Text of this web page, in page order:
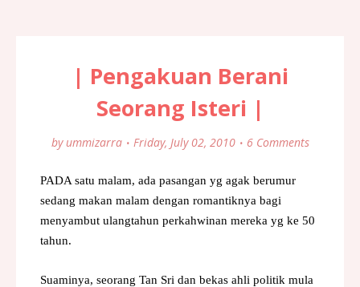
| Pengakuan Berani
Seorang Isteri |
by ummizarra Friday, July 02, 2010 6 Comments
PADA satu malam, ada pasangan yg agak berumur
sedang makan malam dengan romantiknya bagi
menyambut ulangtahun perkahwinan mereka yg ke 50
tahun.
Suaminya, seorang Tan Sri dan bekas ahli politik mula